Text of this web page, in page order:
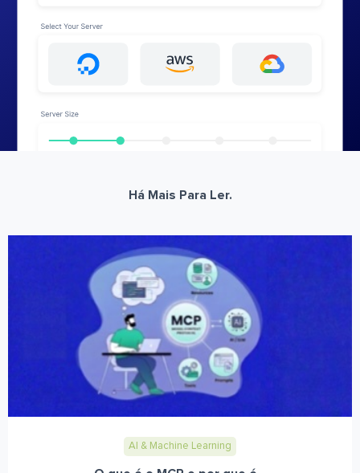
Há Mais Para Ler.
AI & Machine Learning